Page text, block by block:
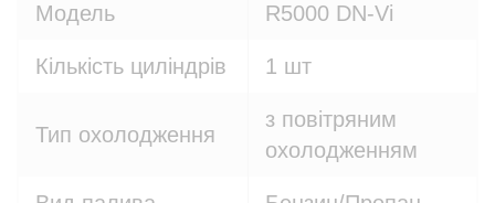
Модель R5000 DN-Vi
Кількість циліндрів 1 шт
Тип охолодження
з повітряним
охолодженням